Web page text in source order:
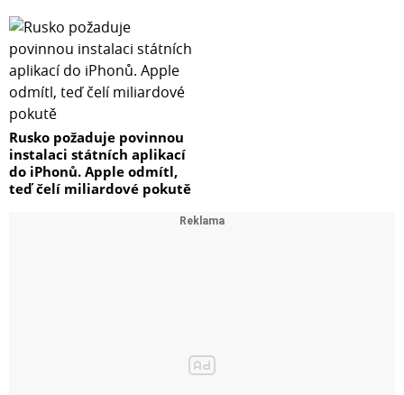
Rusko požaduje povinnou
instalaci státních aplikací
do iPhonů. Apple odmítl,
teď čelí miliardové pokutě